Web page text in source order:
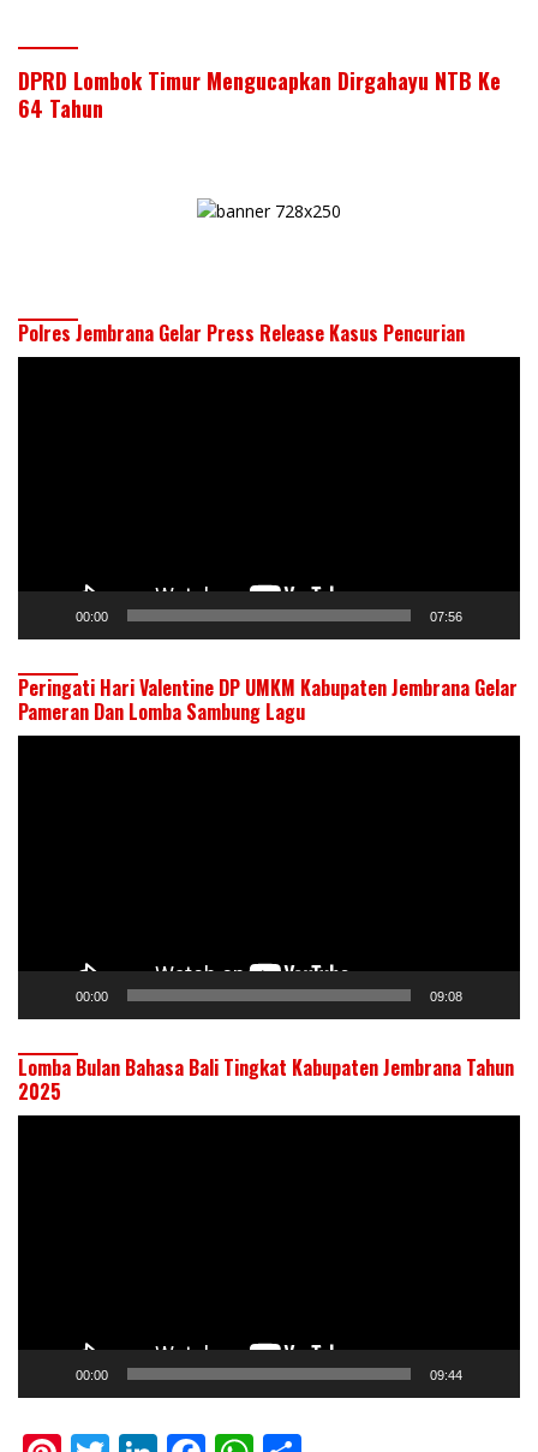
DPRD Lombok Timur Mengucapkan Dirgahayu NTB Ke
64 Tahun
Polres Jembrana Gelar Press Release Kasus Pencurian
00:00 07:56
Peringati Hari Valentine DP UMKM Kabupaten Jembrana Gelar
Pameran Dan Lomba Sambung Lagu
00:00 09:08
Lomba Bulan Bahasa Bali Tingkat Kabupaten Jembrana Tahun
2025
00:00 09:44